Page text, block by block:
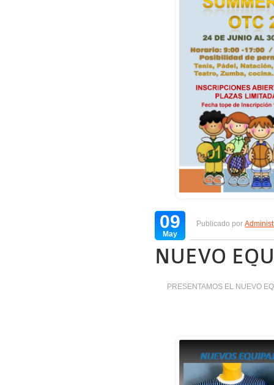
09
May
Publicado por
NUEVO
PRESENTAMOS EL NUEVO